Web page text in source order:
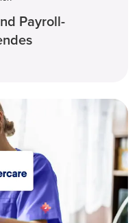
Payroll-